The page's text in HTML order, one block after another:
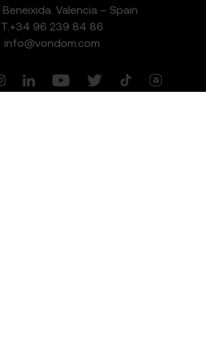
Valencia – Spain
T. +34 96 239 84 86
info@vondom.com